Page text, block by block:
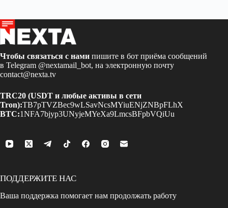
Чтобы связаться с нами пишите в бот приёма сообщений
в Telegram @nextamail_bot, на электронную почту
contact@nexta.tv
TRC20 (USDT и любые активы в сети
Tron):TB7pTVZBec9wLSavNcsMYiuENjZNBpFLhX
BTC:1NFA7bjyp3UNyjeMYeXa9LmcsBFpbVQiUu
ПОДДЕРЖИТЕ НАС
Ваша поддержка помогает нам продолжать работу